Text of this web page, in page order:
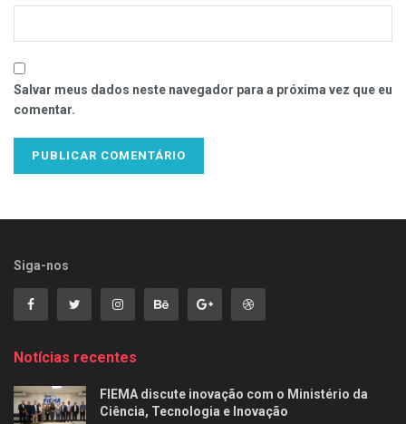
Salvar meus dados neste navegador para a próxima vez que eu
comentar.
Siga-nos
Notícias recentes
FIEMA discute inovação com o Ministério da
Ciência, Tecnologia e Inovação